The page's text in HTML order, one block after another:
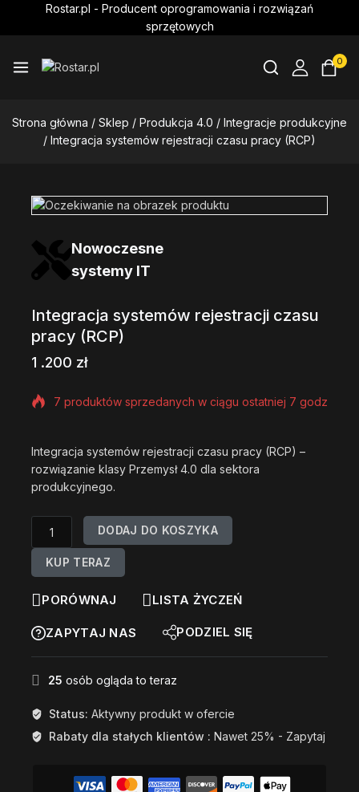
Rostar.pl - Producent oprogramowania i rozwiązań
sprzętowych
0
Strona główna / Sklep / Produkcja 4.0 / Integracje produkcyjne
/ Integracja systemów rejestracji czasu pracy (RCP)
Nowoczesne
systemy IT
Integracja systemów rejestracji czasu
pracy (RCP)
1 .200 zł
7 produktów sprzedanych w ciągu ostatniej 7 godzin
Integracja systemów rejestracji czasu pracy (RCP) –
rozwiązanie klasy Przemysł 4.0 dla sektora
produkcyjnego.
DODAJ DO KOSZYKA
KUP TERAZ
PORÓWNAJ LISTA ŻYCZEŃ
ZAPYTAJ NAS PODZIEL SIĘ
25 osób ogląda to teraz
Status: Aktywny produkt w ofercie
Rabaty dla stałych klientów : Nawet 25% - Zapytaj